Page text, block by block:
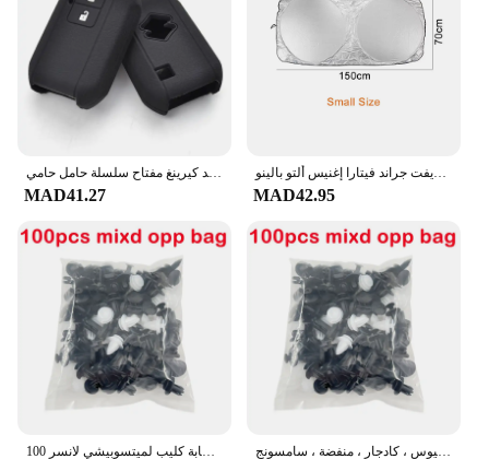
غطاء مفتاح من السيليكون لسوزوكي سويفت 2017 2018 بدون مفتاح فوب شل الجلد كيرينغ مفتاح سلسلة حامل حامي
MAD41.27
غطاء شمسي للزجاج الأمامي للسيارة سوزوكي جيمي سويفت جراند فيتارا إغنيس ألتو بالينو SX4 الساموراي S-Cross Celerio اكسسوارات السيارات
MAD42.95
100 قطعة مختلطة السيارات السحابة كليب لميتسوبيشي لانسر EX 10 لانسر X أوتلاندر ASX كولت باجيرو سبورت مشبك تثبيت أوتوماتيكي مختلط لرينو ، كوليوس ، كادجار ، منفضة ، سامسونج ، QM6 ، QM3 ،